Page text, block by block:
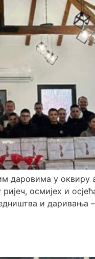
у оквиру
осмијех и
и даривања